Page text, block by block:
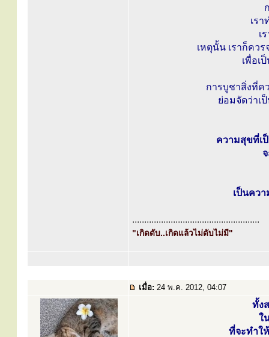
เร
เ
เหตุนั้น เราก็คว
เพื่อเ
การบูชาสิ่งที่ค
ย่อมจัดว่าเ
ความสุขที่เ
เป็นคว
.....................................................
"เกิดดับ..เกิดแล้วไม่ดับไม่มี"
เมื่อ: 24 พ.ค. 2012, 04:07
ทั้ง
ใ
ที่จะทำใ